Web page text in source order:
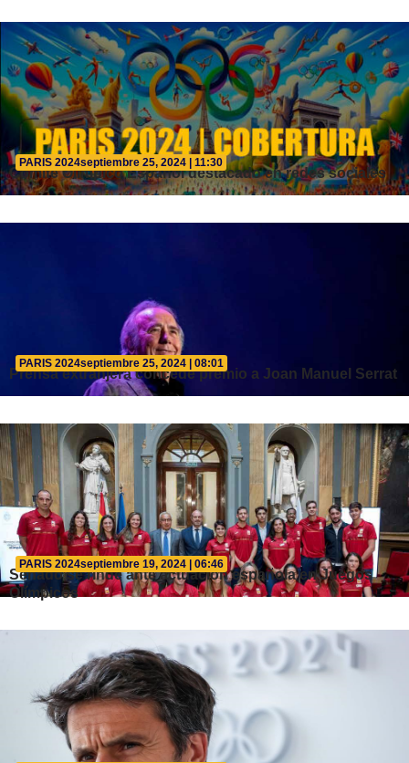
PARIS 2024septiembre 25, 2024 | 11:30
Comité Olímpico Español destacado en redes sociales
PARIS 2024septiembre 25, 2024 | 08:01
Prensa extranjera concede premio a Joan Manuel Serrat
PARIS 2024septiembre 19, 2024 | 06:46
Senado se rinde ante actuación española en Juegos
Olímpicos